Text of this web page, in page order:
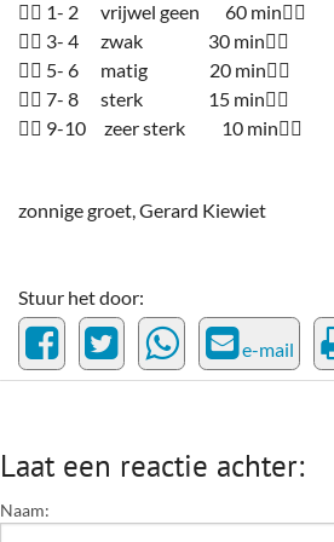
 1- 2 vrijwel geen 60 min
 3- 4 zwak 30 min
 5- 6 matig 20 min
 7- 8 sterk 15 min
 9-10 zeer sterk 10 min
zonnige groet, Gerard Kiewiet
Stuur het door:
e-mail
Laat een reactie achter:
Naam: